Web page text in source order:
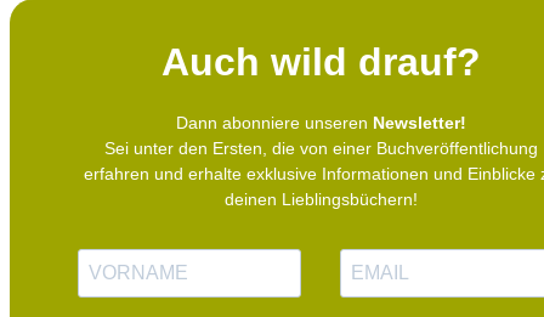
Auch wild drauf?
Dann abonniere unseren Newsletter!
Sei unter den Ersten, die von einer Buchveröffentlichung
erfahren und erhalte exklusive Informationen und Einblicke
deinen Lieblingsbüchern!
m
M